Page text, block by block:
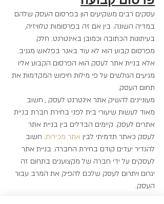
עסקים רבים משקיעים הון בפרסום העסק שלהם
במדיה השונה. בין אם זה בפרסומות טלוויזיה,
בעיתונות הכתובה וכמובן באינטרנט. חלק
מפרסום קבוע הוא לא עוד באנר בפלאש מגניב.
אלא בניית אתר לעסק הוא הפרסום הקבוע אליו
מגיעים הגולשים על פי מילות חיפוש המקדמות את
תחום העסק.
מעוניינים להשיק אתר אינטרנט לעסק , חשוב
מאוד לעשות שיעורי בית לפני בחירת חברת בניית
אתרים לעסק. קיימים הבדלים בין בניית אתר
לעסק כאתר תדמיתי לבין אתר מכירות. חשוב
להגדיר יעדים קודם בחירת החברה. בניית אתר
לעסקים על ידי חברה של מקצוענים בתחום זה
יגרום ויתרום לעסק שלכם להפיק את המרב עבור
העסק.